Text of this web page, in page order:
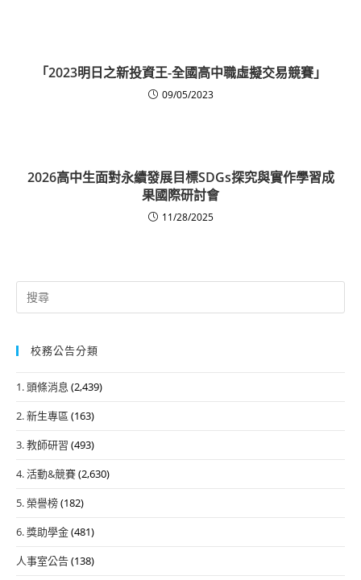
「2023明日之新投資王-全國高中職虛擬交易競賽」
09/05/2023
2026高中生面對永續發展目標SDGs探究與實作學習成
果國際研討會
11/28/2025
Search
for:
校務公告分類
1. 頭條消息 (2,439)
2. 新生專區 (163)
3. 教師研習 (493)
4. 活動&競賽(2,630)
5. 榮譽榜(182)
6. 獎助學金(481)
人事室公告(138)